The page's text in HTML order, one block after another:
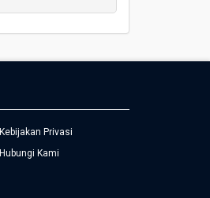
Kebijakan Privasi
Hubungi Kami